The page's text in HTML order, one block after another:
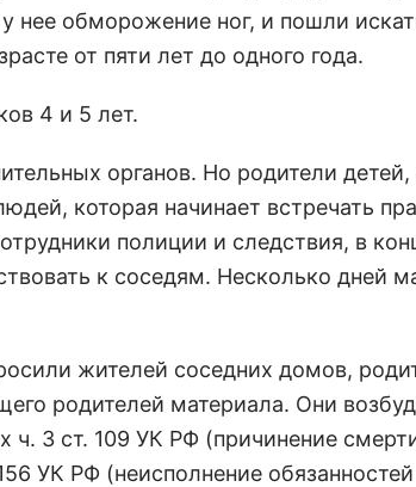
обморожение ног, и пошли
от пяти лет до одного года.
4 и 5 лет.
органов. Но родители
которая начинает встречать
полиции и следствия, в
к соседям. Несколько дней
жителей соседних домов,
родителей материала. Они
ч. 3 ст. 109 УК РФ (причинение
УК РФ (неисполнение